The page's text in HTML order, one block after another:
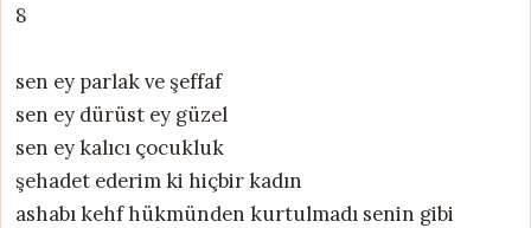
8
sen ey parlak ve şeffaf
sen ey dürüst ey güzel
sen ey kalıcı çocukluk
şehadet ederim ki hiçbir kadın
ashabı kehf hükmünden kurtulmadı senin gibi